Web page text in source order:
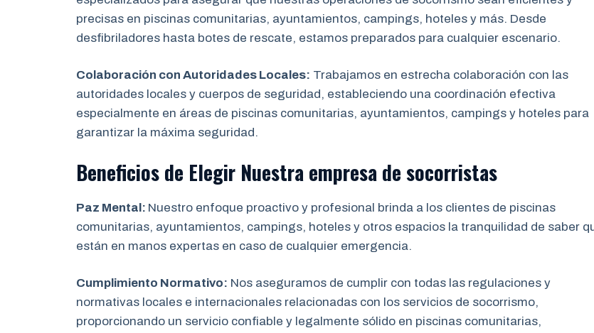
precisas en piscinas comunitarias, ayuntamientos, campings, hoteles y más. Desde
desfibriladores hasta botes de rescate, estamos preparados para cualquier escenario.
Colaboración con Autoridades Locales: Trabajamos en estrecha colaboración con las
autoridades locales y cuerpos de seguridad, estableciendo una coordinación efectiva
especialmente en áreas de piscinas comunitarias, ayuntamientos, campings y hoteles para
garantizar la máxima seguridad.
Beneficios de Elegir Nuestra empresa de socorristas
Paz Mental: Nuestro enfoque proactivo y profesional brinda a los clientes de piscinas
comunitarias, ayuntamientos, campings, hoteles y otros espacios la tranquilidad de saber
están en manos expertas en caso de cualquier emergencia.
Cumplimiento Normativo: Nos aseguramos de cumplir con todas las regulaciones y
normativas locales e internacionales relacionadas con los servicios de socorrismo,
proporcionando un servicio confiable y legalmente sólido en piscinas comunitarias,